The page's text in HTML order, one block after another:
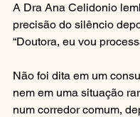
A Dra Ana Celidonio
precisão do silêncio
“Doutora, eu vou
Não foi dita em um
nem em uma situação
num corredor comum,